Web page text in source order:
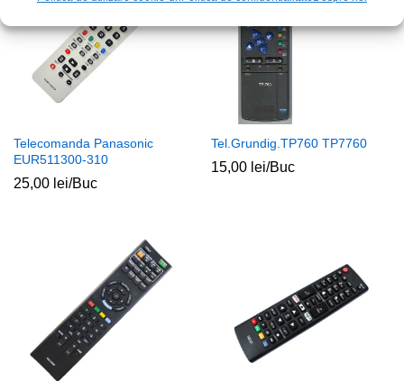
Telecomanda Panasonic
EUR511300-310
25,00 lei/Buc
Tel.Grundig.TP760 TP7760
15,00 lei/Buc